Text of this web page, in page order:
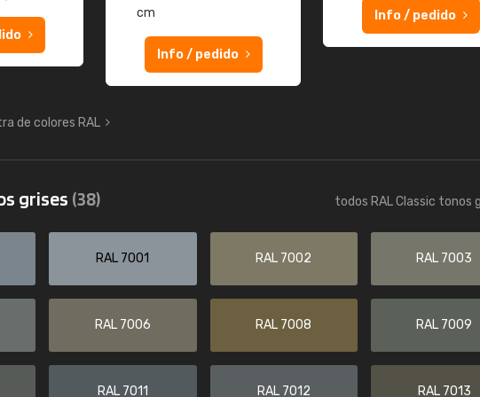
cm
Info / pedido
Info / pedido
de colores RAL
grises (38) todos RAL Classic tonos
RAL 7001 RAL 7002 RAL 7003
RAL 7006 RAL 7008 RAL 7009
RAL 7011 RAL 7012 RAL 7013